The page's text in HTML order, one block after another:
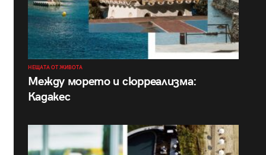
НЕЩАТА ОТ ЖИВОТА
Между морето и сюрреализма:
Кадакес